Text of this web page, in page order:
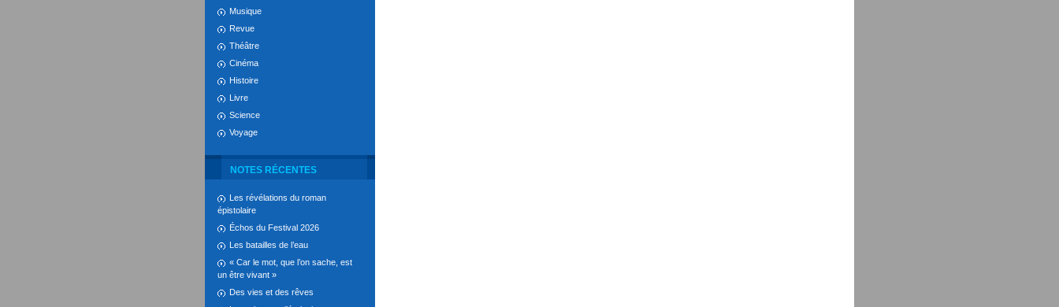
Musique
Revue
Théâtre
Cinéma
Histoire
Livre
Science
Voyage
NOTES RÉCENTES
Les révélations du roman
épistolaire
Échos du Festival 2026
Les batailles de l’eau
« Car le mot, que l’on sache, est
un être vivant »
Des vies et des rêves